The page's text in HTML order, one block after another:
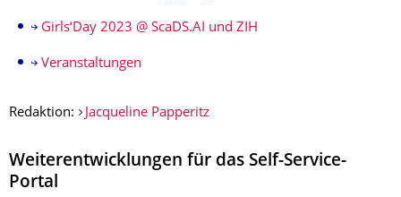
Girls‘Day 2023 @ ScaDS.AI und ZIH
Veranstaltungen
Redaktion: Jacqueline Papperitz
Weiterentwicklungen für das Self-Service-
Portal